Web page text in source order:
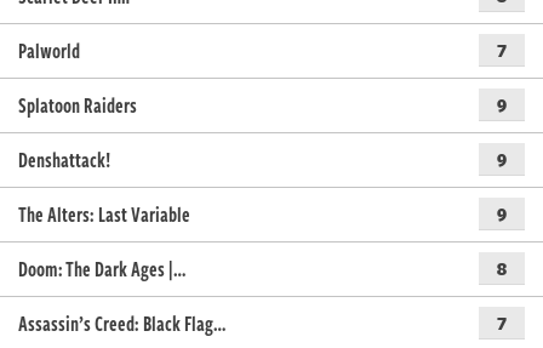
Palworld 7
Splatoon Raiders 9
Denshattack! 9
The Alters: Last Variable 9
Doom: The Dark Ages |… 8
Assassin’s Creed: Black Flag… 7